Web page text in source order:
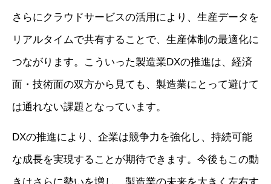
さらにクラウドサービスの活用により、生産データを
リアルタイムで共有することで、生産体制の最適化に
つながります。こういった製造業DXの推進は、経済
面・技術面の双方から見ても、製造業にとって避けて
は通れない課題となっています。
DXの推進により、企業は競争力を強化し、持続可能
な成長を実現することが期待できます。今後もこの動